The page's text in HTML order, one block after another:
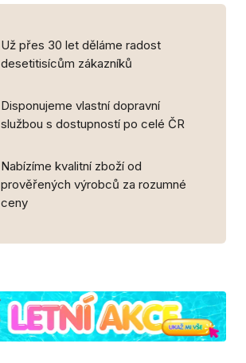
Už přes 30 let děláme radost
desetitisícům zákazníků
Disponujeme vlastní dopravní
službou s dostupností po celé ČR
Nabízíme kvalitní zboží od
prověřených výrobců za rozumné
ceny